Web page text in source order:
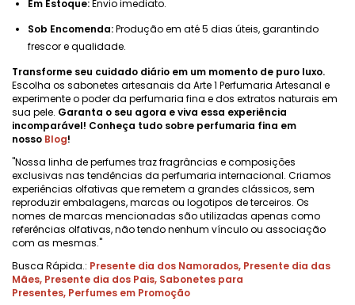
Em Estoque: Envio imediato.
Sob Encomenda:Produção em até 5 dias úteis, garantindo
frescor e qualidade.
Transforme seu cuidado diário em um momento de puro luxo.
Escolha os sabonetes artesanais da Arte 1 Perfumaria Artesanal e
experimente o poder da perfumaria fina e dos extratos naturais em
sua pele. Garanta o seu agora e viva essa experiência
incomparável! Conheça tudo sobre perfumaria fina em
nosso Blog!
"Nossa linha de perfumes traz fragrâncias e composições
exclusivas nas tendências da perfumaria internacional. Criamos
experiências olfativas que remetem a grandes clássicos, sem
reproduzir embalagens, marcas ou logotipos de terceiros. Os
nomes de marcas mencionadas são utilizadas apenas como
referências olfativas, não tendo nenhum vínculo ou associação
com as mesmas."
Busca Rápida.: Presente dia dos Namorados, Presente dia das
Mães, Presente dia dos Pais, Sabonetes para
Presentes, Perfumes em Promoção